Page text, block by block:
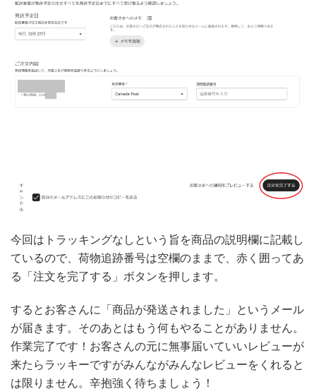
今回はトラッキングなしという旨を商品の説明欄に記載し
ているので、荷物追跡番号は空欄のままで、赤く囲ってあ
る「注文を完了する」ボタンを押します。
するとお客さんに「商品が発送されました」というメール
が届きます。そのあとはもう何もやることがありません。
作業完了です！お客さんの元に無事届いていいレビューが
来たらラッキーですがみんながみんなレビューをくれると
は限りません。辛抱強く待ちましょう！